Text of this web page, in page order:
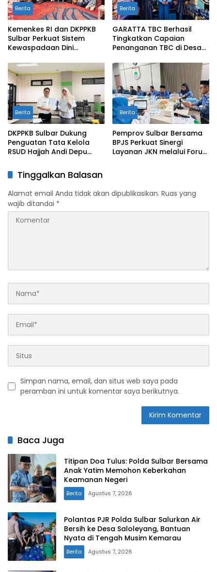
Berita
Kemenkes RI dan DKPPKB
Sulbar Perkuat Sistem
Kewaspadaan Dini
SKDR
Berita
GARATTA TBC Berhasil
Tingkatkan Capaian
Penanganan TBC di Desa
Berita
DKPPKB Sulbar Dukung
Penguatan Tata Kelola
RSUD Hajjah Andi Depu
Rancangan Peraturan
Internal Rumah Sakit
Berita
Pemprov Sulbar Bersama
BPJS Perkuat Sinergi
Layanan JKN melalui Forum
Tinggalkan Balasan
Alamat email Anda tidak akan dipublikasikan. Ruas yang
wajib ditandai *
Simpan nama, email, dan situs web saya pada
peramban ini untuk komentar saya berikutnya.
Baca Juga
Titipan Doa Tulus: Polda Sulbar Bersama
Anak Yatim Memohon Keberkahan
Keamanan Negeri
Berita Agustus 7, 2026
Polantas PJR Polda Sulbar Salurkan Air
Bersih ke Desa Saloleyang, Bantuan
Nyata di Tengah Musim Kemarau
Berita Agustus 7, 2026